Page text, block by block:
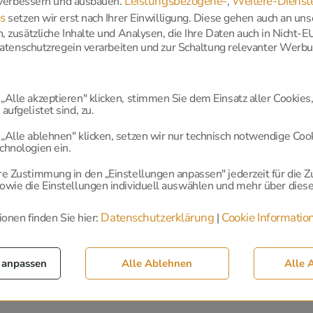
der Suche nach einer
Sie benötigt sowohl der Bestatter als auch andere
Lassen Sie deshalb eine größere Anzahl an
Welche Dokumente der Bestatter hierfür braucht,
setzen wir erst nach Ihrer Einwilligung. Diese gehen auch an
zusätzliche Inhalte und Analysen, die Ihre Daten auch in Nicht-
verarbeiten und zur Schaltung relevanter
akzeptieren" klicken, stimmen Sie dem Einsatz aller
sind, zu.
ablehnen" klicken, setzen wir nur technisch notwendige
ein.
Zustimmung in den „Einstellungen anpassen" jederzeit für die
die Einstellungen individuell auswählen und mehr über
finden Sie hier: Datenschutzerklärung | Cookie
Alle Ablehnen Alle